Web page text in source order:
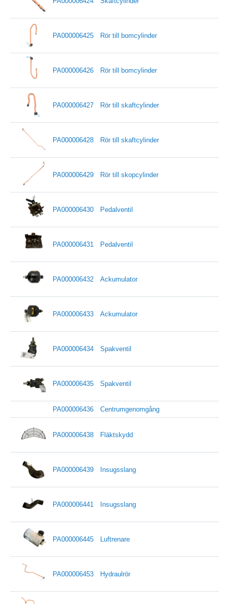
PA000006425 Rör till bomcylinder
PA000006426 Rör till bomcylinder
PA000006427 Rör till skaftcylinder
PA000006428 Rör till skaftcylinder
PA000006429 Rör till skopcylinder
PA000006430 Pedalventil
PA000006431 Pedalventil
PA000006432 Ackumulator
PA000006433 Ackumulator
PA000006434 Spakventil
PA000006435 Spakventil
PA000006436 Centrumgenomgång
PA000006438 Fläktskydd
PA000006439 Insugsslang
PA000006441 Insugsslang
PA000006445 Luftrenare
PA000006453 Hydraulrör